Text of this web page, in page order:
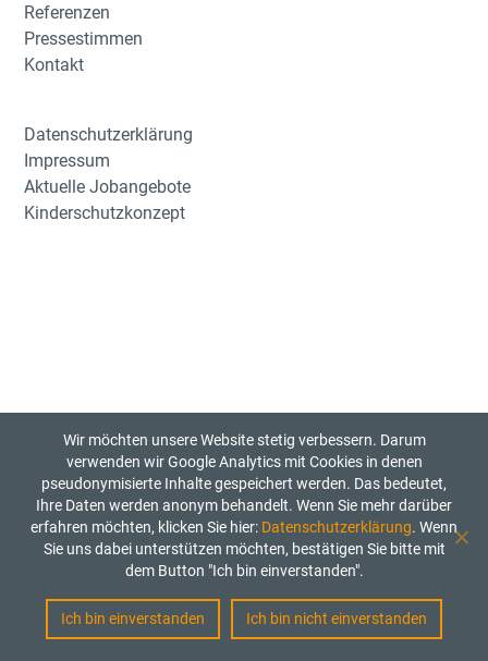
Wir möchten unsere Website stetig verbessern. Darum
verwenden wir Google Analytics mit Cookies in denen
pseudonymisierte Inhalte gespeichert werden. Das bedeutet,
Ihre Daten werden anonym behandelt. Wenn Sie mehr darüber
erfahren möchten, klicken Sie hier: Datenschutzerklärung. Wenn
Sie uns dabei unterstützen möchten, bestätigen Sie bitte mit
dem Button "Ich bin einverstanden".
Ich bin einverstanden Ich bin nicht einverstanden
Referenzen
Pressestimmen
Kontakt
Datenschutzerklärung
Impressum
Aktuelle Jobangebote
Kinderschutzkonzept